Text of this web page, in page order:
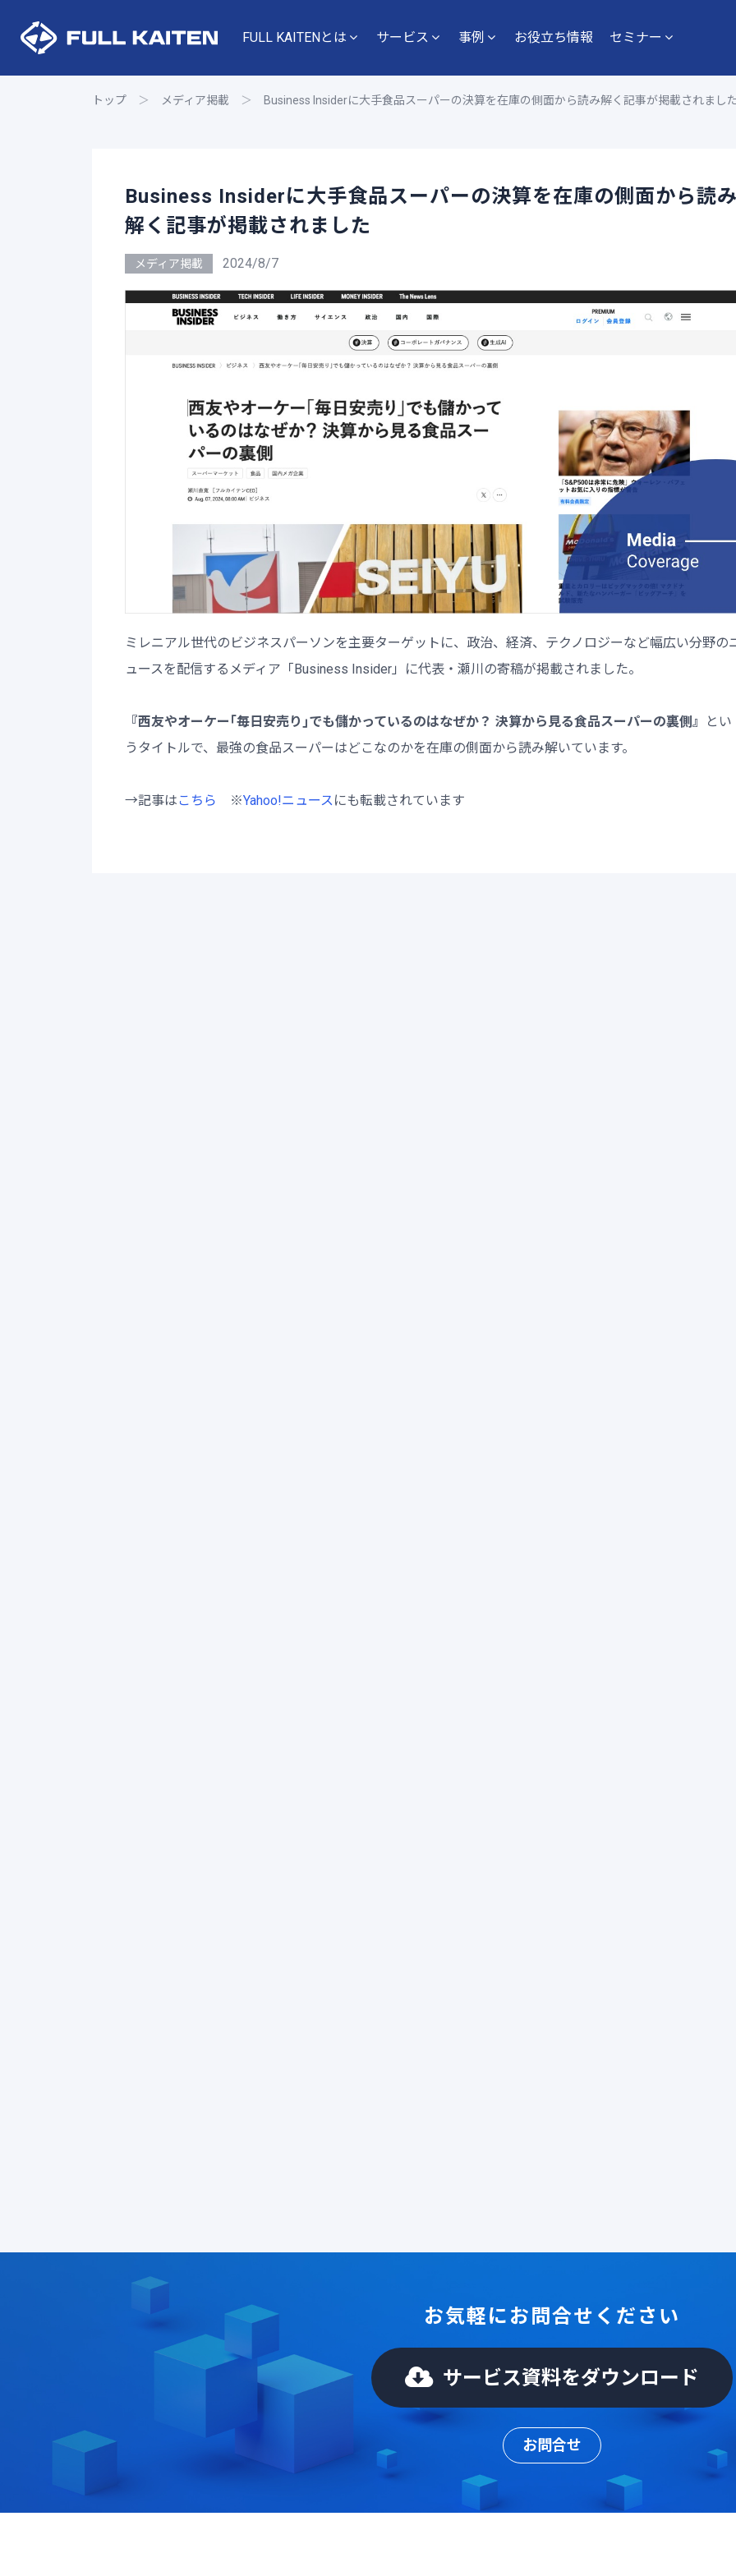
FULL KAITENとは サービス 事例 お役立ち情報 セミナー
トップ ＞ メディア掲載 ＞ Business Insiderに大手食品スーパーの決算を在庫の側面から読み解く記事が掲載されまし
Business Insiderに大手食品スーパーの決算を在庫の側面から読
解く記事が掲載されました
メディア掲載 2024/8/7
ミレニアル世代のビジネスパーソンを主要ターゲットに、政治、経済、テクノロジーなど幅広い分野の
ュースを配信するメディア「Business Insider」に代表・瀬川の寄稿が掲載されました。
『西友やオーケー｢毎日安売り｣でも儲かっているのはなぜか？ 決算から見る食品スーパーの裏側』
とい
うタイトルで、最強の食品スーパーはどこなのかを在庫の側面から読み解いています。
→記事は こちら ※Yahoo!ニュースにも転載されています
お気軽にお問合せください
サービス資料をダウンロード
お問合せ